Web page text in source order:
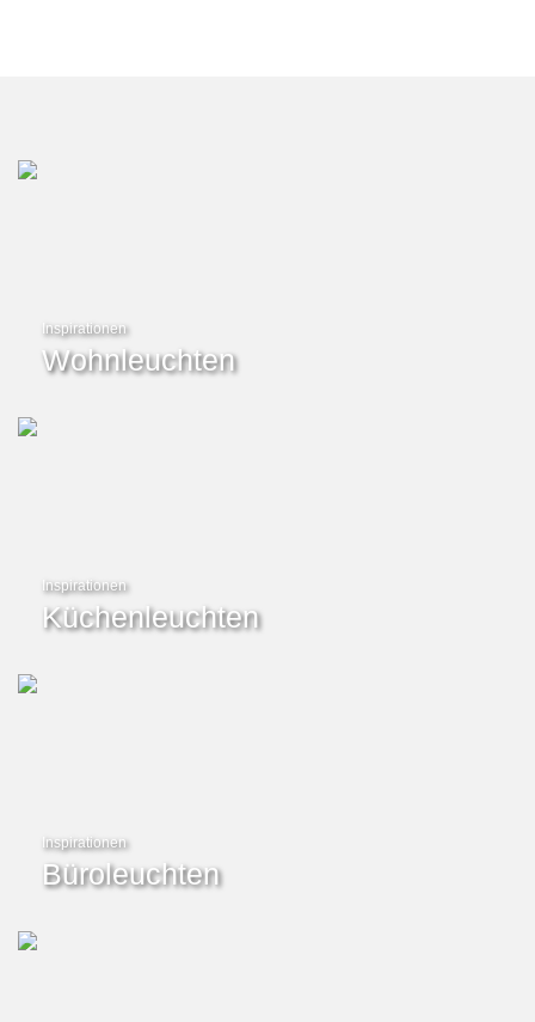
Inspirationen
Wohnleuchten
Inspirationen
Küchenleuchten
Inspirationen
Büroleuchten